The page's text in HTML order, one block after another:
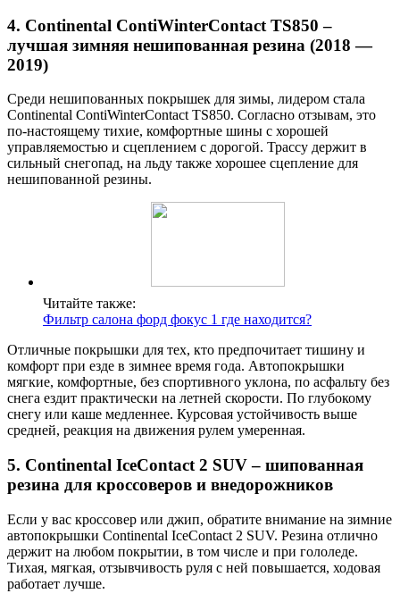
4. Continental ContiWinterContact TS850 –
лучшая зимняя нешипованная резина (2018 —
2019)
Среди нешипованных покрышек для зимы, лидером стала
Continental ContiWinterContact TS850. Согласно отзывам, это
по-настоящему тихие, комфортные шины с хорошей
управляемостью и сцеплением с дорогой. Трассу держит в
сильный снегопад, на льду также хорошее сцепление для
нешипованной резины.
Читайте также:
Фильтр салона форд фокус 1 где находится?
Отличные покрышки для тех, кто предпочитает тишину и
комфорт при езде в зимнее время года. Автопокрышки
мягкие, комфортные, без спортивного уклона, по асфальту без
снега ездит практически на летней скорости. По глубокому
снегу или каше медленнее. Курсовая устойчивость выше
средней, реакция на движения рулем умеренная.
5. Continental IceContact 2 SUV – шипованная
резина для кроссоверов и внедорожников
Если у вас кроссовер или джип, обратите внимание на зимние
автопокрышки Continental IceContact 2 SUV. Резина отлично
держит на любом покрытии, в том числе и при гололеде.
Тихая, мягкая, отзывчивость руля с ней повышается, ходовая
работает лучше.